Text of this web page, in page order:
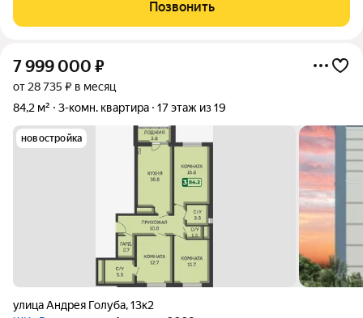
район, рядом все
Позвонить
7 999 000 ₽
от 28 735 ₽ в месяц
84,2 м²
3-комн. квартира 17 этаж из 19
новостройка
улица Андрея Голуба,13к2